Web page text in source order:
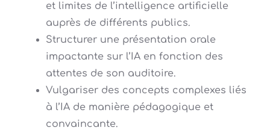
et limites de l’intelligence artificielle
auprès de différents publics.
Structurer une présentation orale
impactante sur l’IA en fonction des
attentes de son auditoire.
Vulgariser des concepts complexes liés
à l’IA de manière pédagogique et
convaincante.